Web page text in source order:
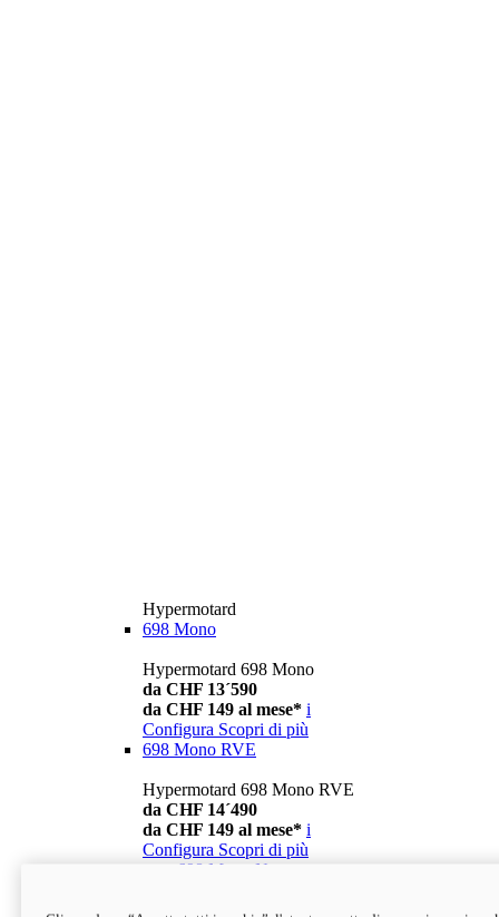
Hypermotard
698 Mono
Hypermotard 698 Mono
da CHF 13´590
da CHF 149 al mese* i
Configura Scopri di più
698 Mono RVE
Hypermotard 698 Mono RVE
da CHF 14´490
da CHF 149 al mese* i
Configura Scopri di più
698 Mono Nera
Hypermotard 698 Mono Nera